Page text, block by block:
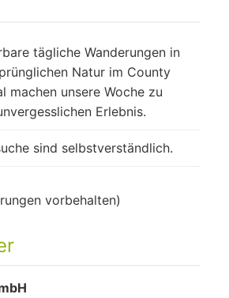
tägliche Wanderungen in
Natur im County
machen unsere Woche zu
Erlebnis.
sind selbstverständlich.
vorbehalten)